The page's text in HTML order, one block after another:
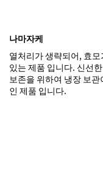
나마자케
열처리가 생략되어, 효
있는 제품 입니다. 신선
보존을 위하여 냉장 보관
인 제품 입니다.